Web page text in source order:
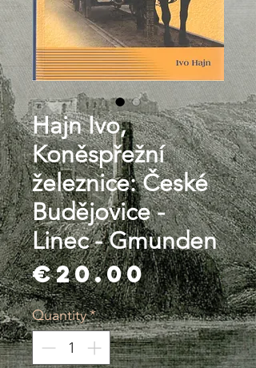
Hajn Ivo,
Koněspřežní
železnice: České
Budějovice -
Linec - Gmunden
€20.00Price
Quantity*